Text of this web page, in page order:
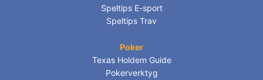
Speltips E-sport
Speltips Trav
Poker
Texas Holdem Guide
Pokerverktyg